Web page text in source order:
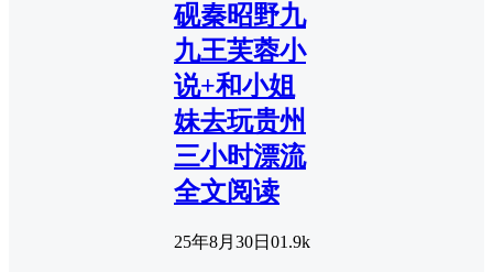
砚秦昭野九
九王芙蓉小
说+和小姐
妹去玩贵州
三小时漂流
全文阅读
25年8月30日 01.9k